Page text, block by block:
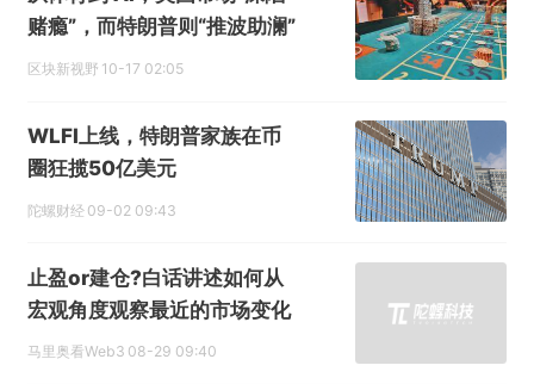
赌瘾”，而特朗普则“推波助澜”
区块新视野 10-17 02:05
WLFI上线，特朗普家族在币
圈狂揽50亿美元
陀螺财经 09-02 09:43
止盈or建仓?白话讲述如何从
宏观角度观察最近的市场变化
马里奥看Web3 08-29 09:40